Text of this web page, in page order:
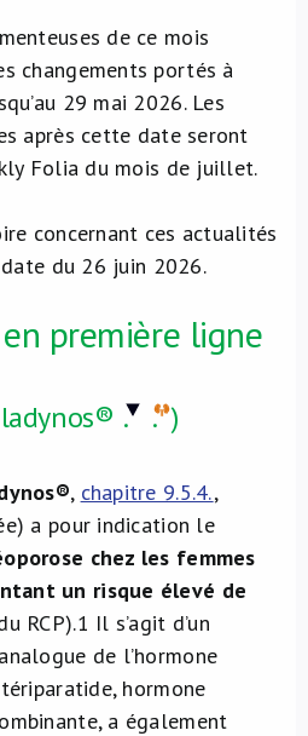
de ce mois
changements portés à
29 mai 2026. Les
après cette date seront
Folia du mois de juillet.
concernant ces actualités
du 26 juin 2026.
première ligne
. . )
, chapitre 9.5.4.,
a pour indication le
chez les femmes
un risque élevé de
RCP).1 Il s’agit d’un
de l’hormone
hormone
a également